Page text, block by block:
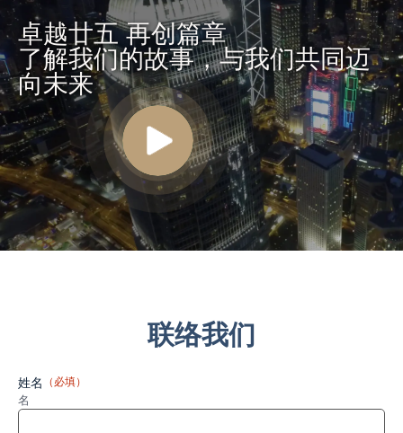
卓越廿五 再创篇章
了解我们的故事，与我们共同迈
向未来
联络我们
姓名 （必填）
名